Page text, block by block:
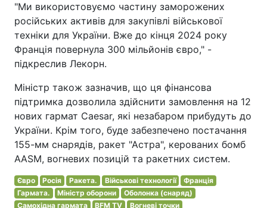
"Ми використовуємо частину заморожених
російських активів для закупівлі військової
техніки для України. Вже до кінця 2024 року
Франція повернула 300 мільйонів євро," -
підкреслив Лекорн.
Міністр також зазначив, що ця фінансова
підтримка дозволила здійснити замовлення на 12
нових гармат Caesar, які незабаром прибудуть до
України. Крім того, буде забезпечено постачання
155-мм снарядів, ракет "Астра", керованих бомб
AASM, вогневих позицій та ракетних систем.
Євро Росія Ракета. Військові технології
Франція
Гармата.
Міністр оборони
Оболонка (снаряд)
Самохідна гармата
BFM TV
Вогневі точки